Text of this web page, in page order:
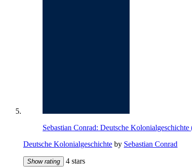
Sebastian Conrad: Deutsche
Deutsche Kolonialgeschichte by Sebastian Conrad
Show rating 4 stars